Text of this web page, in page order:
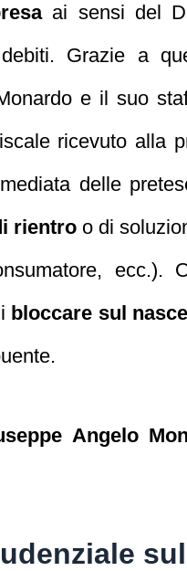
ai sensi del
Grazie a
e il suo
ricevuto alla
delle
rientro o di
ecc.).
bloccare sul
Angelo